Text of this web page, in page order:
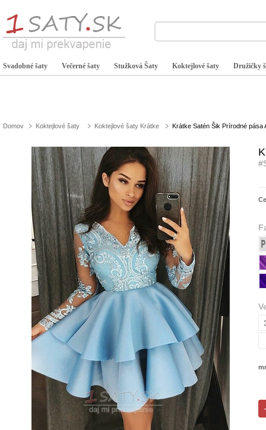
Svadobné šaty Večerné šaty Stužková Šaty Koktejlové šaty Družičky
Domov Koktejlové šaty Koktejlové šaty Krátke Krátke Satén Šik Prírodné pása